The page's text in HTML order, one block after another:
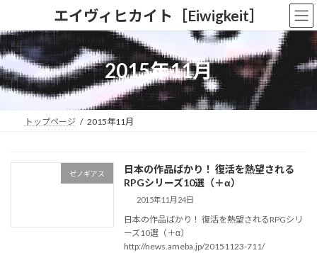
テ
ン
ツ
へ
ス
ゲ
ー
シ
ョ
ン
エイヴィヒカイト［Eiwigkeit］
2015年11月
トップページ 2015年11月
ゼノギアス
日本の作品ばかり！ 復活を熱望される
RPGシリーズ10選（＋α）
2015年11月24日
日本の作品ばかり！ 復活を熱望されるRPGシリ
ーズ10選（＋α）
http://news.ameba.jp/20151123-711/